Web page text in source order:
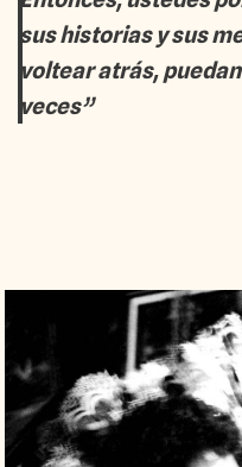
sus historias y sus
voltear atrás,
veces”